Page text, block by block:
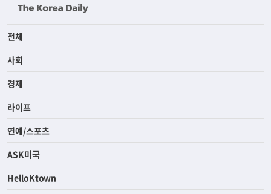
전체
사회
경제
라이프
연예/스포츠
ASK미국
HelloKtown